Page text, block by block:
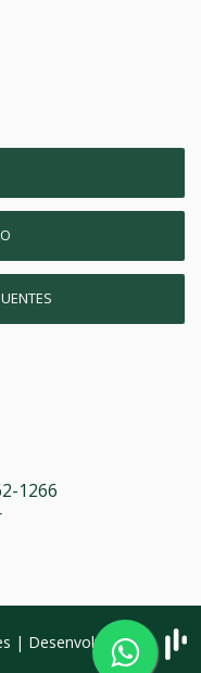
1266
| Desenvolvido por: